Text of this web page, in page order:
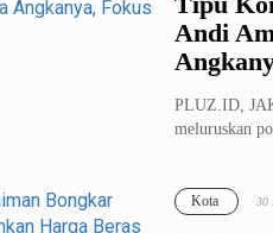
Andi
PLUZ.ID,
meluruskan
Kota 30